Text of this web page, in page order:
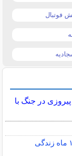
فوتبال
در جنگ با
دستگیری قاتل قهرمان کراسفیت کشور بعد از ۱۱ ماه زندگی